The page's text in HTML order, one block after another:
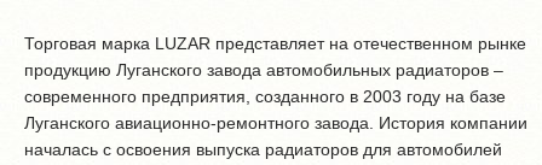
Торговая марка LUZAR представляет на отечественном рынке
продукцию Луганского завода автомобильных радиаторов –
современного предприятия, созданного в 2003 году на базе
Луганского авиационно-ремонтного завода. История компании
началась с освоения выпуска радиаторов для автомобилей